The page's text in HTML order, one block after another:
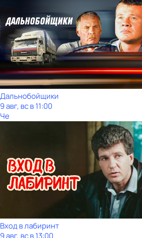
Дальнобойщики
9 авг, вс в 11:00
Че
Вход в лабиринт
9 авг, вс в 13:00